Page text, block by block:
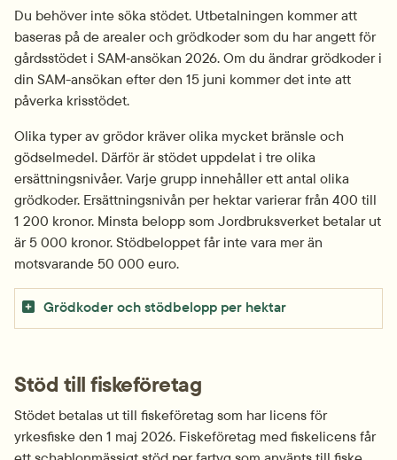
Du behöver inte söka stödet. Utbetalningen kommer att
baseras på de arealer och grödkoder som du har angett för
gårdsstödet i SAM‑ansökan 2026. Om du ändrar grödkoder i
din SAM-ansökan efter den 15 juni kommer det inte att
påverka krisstödet.
Olika typer av grödor kräver olika mycket bränsle och
gödselmedel. Därför är stödet uppdelat i tre olika
ersättnings­nivåer. Varje grupp innehåller ett antal olika
grödkoder. Ersättningsnivån per hektar varierar från 400 till
1 200 kronor. Minsta belopp som Jordbruksverket betalar ut
är 5 000 kronor. Stödbeloppet får inte vara mer än
motsvarande 50 000 euro.
Grödkoder och stödbelopp per hektar
Stöd till fiskeföretag
Stödet betalas ut till fiskeföretag som har licens för
yrkesfiske den 1 maj 2026. Fiskeföretag med fiskelicens får